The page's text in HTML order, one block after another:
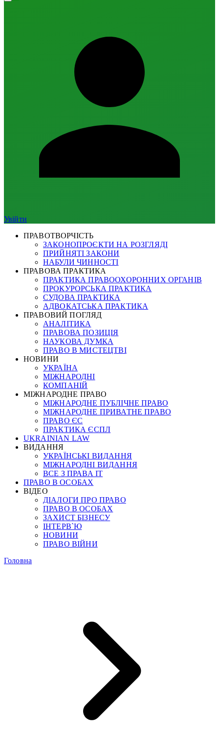
Увійти
ПРАВОТВОРЧІСТЬ
ЗАКОНОПРОЄКТИ НА РОЗГЛЯДІ
ПРИЙНЯТІ ЗАКОНИ
НАБУЛИ ЧИННОСТІ
ПРАВОВА ПРАКТИКА
ПРАКТИКА ПРАВООХОРОННИХ ОРГАНІВ
ПРОКУРОРСЬКА ПРАКТИКА
СУДОВА ПРАКТИКА
АДВОКАТСЬКА ПРАКТИКА
ПРАВОВИЙ ПОГЛЯД
АНАЛІТИКА
ПРАВОВА ПОЗИЦІЯ
НАУКОВА ДУМКА
ПРАВО В МИСТЕЦТВІ
НОВИНИ
УКРАЇНА
МІЖНАРОДНІ
КОМПАНІЙ
МІЖНАРОДНЕ ПРАВО
МІЖНАРОДНЕ ПУБЛІЧНЕ ПРАВО
МІЖНАРОДНЕ ПРИВАТНЕ ПРАВО
ПРАВО ЄС
ПРАКТИКА ЄСПЛ
UKRAINIAN LAW
ВИДАННЯ
УКРАЇНСЬКІ ВИДАННЯ
МІЖНАРОДНІ ВИДАННЯ
ВСЕ З ПРАВА ІТ
ПРАВО В ОСОБАХ
ВІДЕО
ДІАЛОГИ ПРО ПРАВО
ПРАВО В ОСОБАХ
ЗАХИСТ БІЗНЕСУ
ІНТЕРВ`Ю
НОВИНИ
ПРАВО ВІЙНИ
Головна